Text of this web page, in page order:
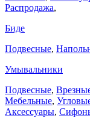
Распродажа,
Биде
Подвесные,
Умывальники
Подвесные,
Мебельные,
Аксессуары,